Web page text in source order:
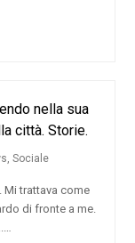
nella sua
città. Storie.
, Sociale
Mi trattava come
di fronte a me.